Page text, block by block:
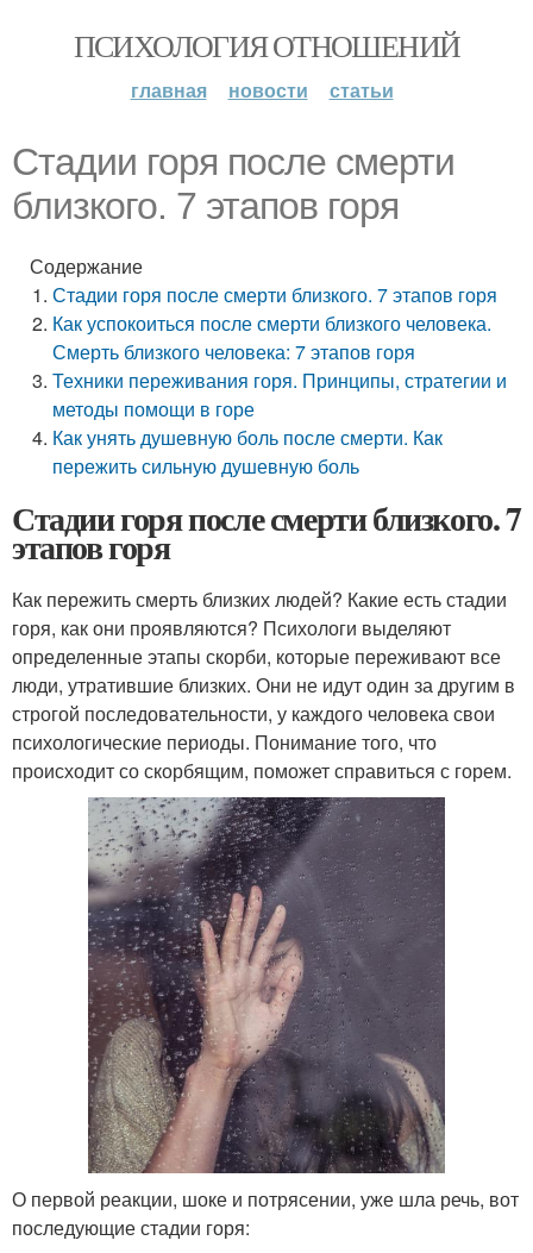
ПСИХОЛОГИЯ ОТНОШЕНИЙ
главная новости статьи
Стадии горя после смерти
близкого. 7 этапов горя
Содержание
Стадии горя после смерти близкого. 7 этапов горя
Как успокоиться после смерти близкого человека.
Смерть близкого человека: 7 этапов горя
Техники переживания горя. Принципы, стратегии и
методы помощи в горе
Как унять душевную боль после смерти. Как
пережить сильную душевную боль
Стадии горя после смерти близкого. 7
этапов горя
Как пережить смерть близких людей? Какие есть стадии
горя, как они проявляются? Психологи выделяют
определенные этапы скорби, которые переживают все
люди, утратившие близких. Они не идут один за другим в
строгой последовательности, у каждого человека свои
психологические периоды. Понимание того, что
происходит со скорбящим, поможет справиться с горем.
О первой реакции, шоке и потрясении, уже шла речь, вот
последующие стадии горя: